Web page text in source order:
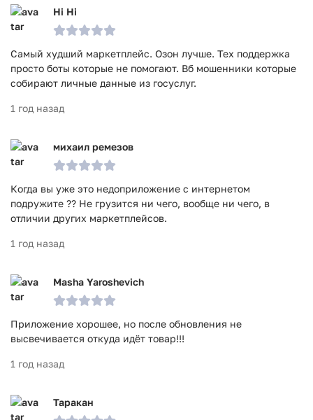
Hi Hi
Самый худший маркетплейс. Озон лучше. Тех поддержка
просто боты которые не помогают. Вб мошенники которые
собирают личные данные из госуслуг.
1 год назад
михаил ремезов
Когда вы уже это недоприложение с интернетом
подружите ?? Не грузится ни чего, вообще ни чего, в
отличии других маркетплейсов.
1 год назад
Masha Yaroshevich
Приложение хорошее, но после обновления не
высвечивается откуда идёт товар!!!
1 год назад
Таракан